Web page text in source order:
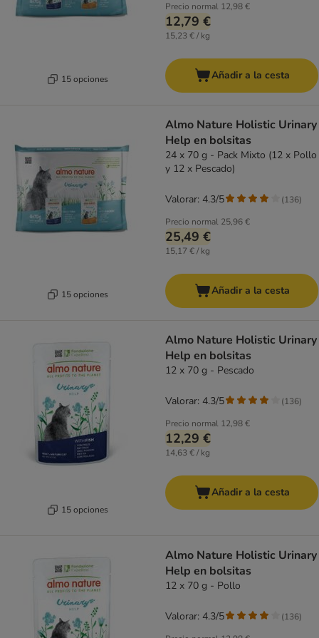
15 opciones
Precio normal 12,98 €
12,79 €
15,23 € / kg
Añadir a la cesta
15 opciones
Almo Nature Holistic Urinary
Help en bolsitas
24 x 70 g - Pack Mixto (12 x Pollo
y 12 x Pescado)
Precio normal 25,96 €
25,49 €
15,17 € / kg
Valorar: 4.3/5 (136)
Añadir a la cesta
15 opciones
Almo Nature Holistic Urinary
Help en bolsitas
12 x 70 g - Pescado
Precio normal 12,98 €
12,29 €
14,63 € / kg
Valorar: 4.3/5 (136)
Añadir a la cesta
Almo Nature Holistic Urinary
Help en bolsitas
12 x 70 g - Pollo
Valorar: 4.3/5 (136)